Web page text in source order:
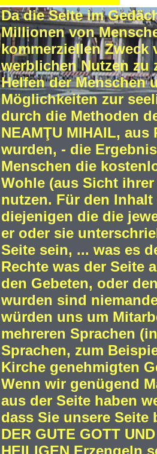
Da die Seite im
Millionen von
kommerziellen Zweck
werblichen Nutzen zu
Helfen der Menschen
Möglichkeiten zur
durch die Methoden
NEAMŢU MIHAIL,
wurden, - die
Menschen die
Wohle (aus Sicht
nutzen. Für den
diejenigen die die
er oder sie
Seite sein, ... was es
Rechte was der Seite
den Gebeten, oder
wurden sind
würden uns um
mehreren Sprachen
Sprachen, zum
Kirche genehmigten
Wenn wir genügend
aus der Seite haben
dass Sie unsere
DER GUTE GOTT
HEILIGEN Erzengeln